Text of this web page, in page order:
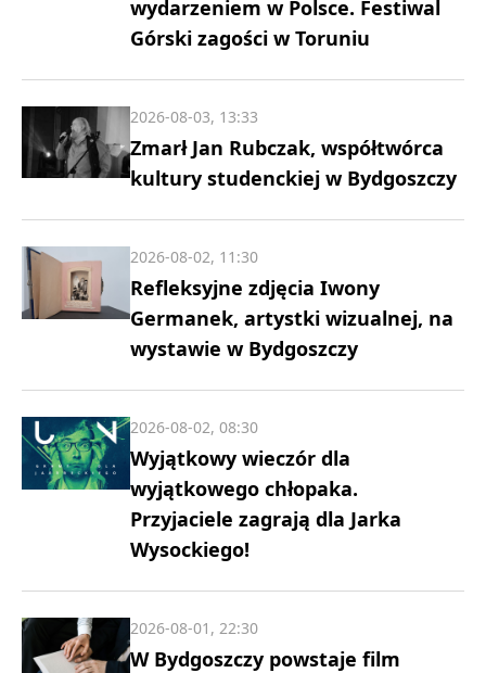
wydarzeniem w Polsce. Festiwal
Górski zagości w Toruniu
Zmarł Jan Rubczak, współtwórca
kultury studenckiej w Bydgoszczy
2026-08-03, 13:33
Refleksyjne zdjęcia Iwony
Germanek, artystki wizualnej, na
wystawie w Bydgoszczy
2026-08-02, 11:30
Wyjątkowy wieczór dla
wyjątkowego chłopaka.
Przyjaciele zagrają dla Jarka
Wysockiego!
2026-08-02, 08:30
W Bydgoszczy powstaje film
2026-08-01, 22:30